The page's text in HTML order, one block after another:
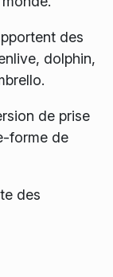
des
dolphin,
de prise
forme de
des